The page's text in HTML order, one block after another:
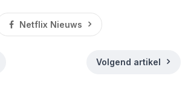
Netflix Nieuws
Volgend artikel